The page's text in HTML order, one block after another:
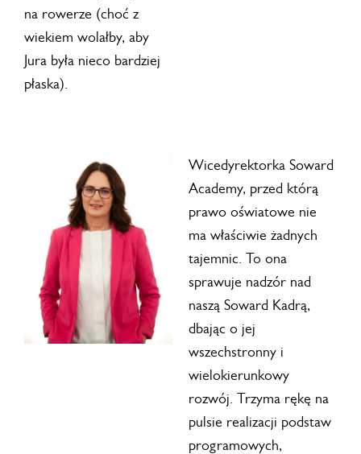
na rowerze (choć z
wiekiem wolałby, aby
Jura była nieco bardziej
płaska).
Wicedyrektorka Soward
Academy, przed którą
prawo oświatowe nie
ma właściwie żadnych
tajemnic. To ona
sprawuje nadzór nad
naszą Soward Kadrą,
dbając o jej
wszechstronny i
wielokierunkowy
rozwój. Trzyma rękę na
pulsie realizacji podstaw
programowych,